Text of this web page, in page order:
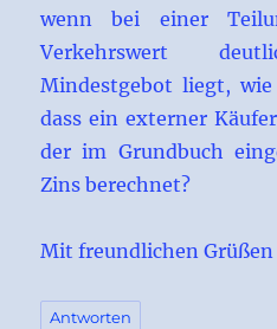
wenn bei einer
Verkehrswert
Mindestgebot liegt,
dass ein externer
der im Grundbuch
Zins berechnet?
Mit freundlichen Grüßen
Antworten